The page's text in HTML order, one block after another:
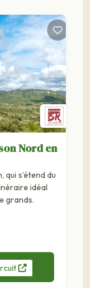
Nord en
s’étend du
idéal
grands.